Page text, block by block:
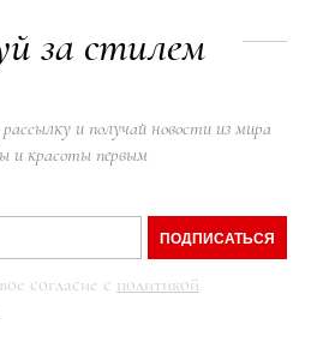
за стилем
и получай новости из мира
и красоты первым
ПОДПИСАТЬСЯ
согласие с политикой